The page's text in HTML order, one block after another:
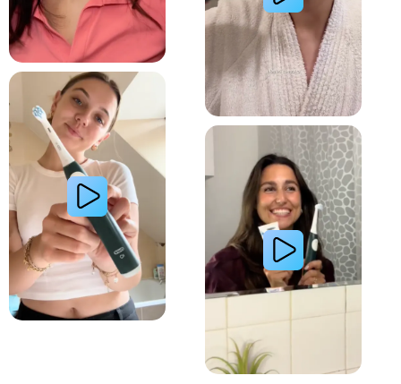
Lire la vidéo : La routine du matin d’une jeune femme avec le système de brosse à dents
Lire la vidéo : Le secret d’une jeune femme